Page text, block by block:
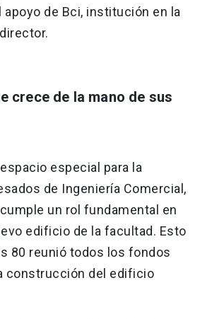
de Bci, institución en la
crece de la mano de sus
especial para la
de Ingeniería Comercial,
un rol fundamental en
edificio de la facultad. Esto
80 reunió todos los fondos
construcción del edificio